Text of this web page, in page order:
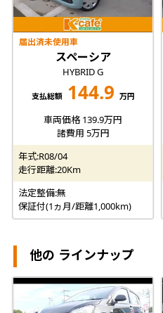
届出済未使用車
スペーシア
HYBRID G
支払総額 144.9 万円
車両価格 139.9万円
諸費用 5万円
年式:R08/04
走行距離:20Km
法定整備:無
保証付(1ヵ月/距離1,000km)
他の ラインナップ